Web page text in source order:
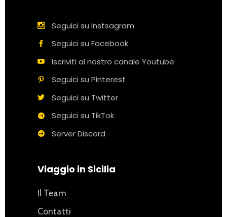
Seguici su Instsagram
Seguici su Facebook
Iscriviti al nostro canale Youtube
Seguici su Pinterest
Seguici su Twitter
Seguici su TikTok
Server Discord
Viaggio in Sicilia
Il Team
Contatti